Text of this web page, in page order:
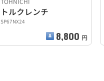
TOHNICHI
トルクレンチ
SP67NX24
8,800 円